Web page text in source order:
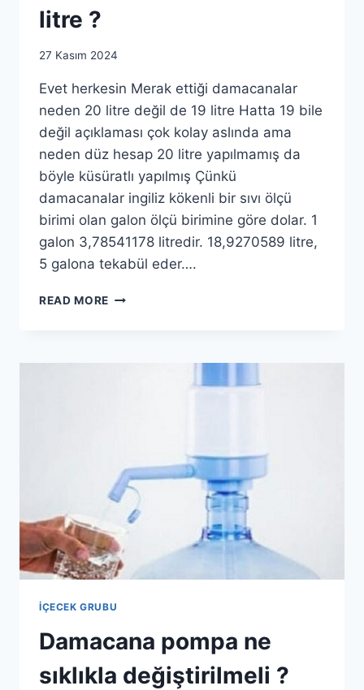
litre ?
By
27 Kasım 2024
Evet herkesin Merak ettiği damacanalar
neden 20 litre değil de 19 litre Hatta 19 bile
değil açıklaması çok kolay aslında ama
neden düz hesap 20 litre yapılmamış da
böyle küsüratlı yapılmış Çünkü
damacanalar ingiliz kökenli bir sıvı ölçü
birimi olan galon ölçü birimine göre dolar. 1
galon 3,78541178 litredir. 18,9270589 litre,
5 galona tekabül eder….
READ MORE DAMACANALAR
İÇECEK GRUBU
Damacana pompa ne
sıklıkla değiştirilmeli ?